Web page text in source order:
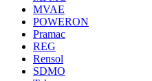
MVAE
POWERON
Pramac
REG
Rensol
SDMO